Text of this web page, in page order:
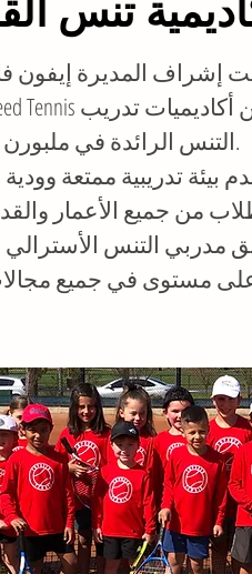
التنس الرائدة في ملبورن.
بيئة تدريبية ممتعة وودية
مدربي التنس الأسترالي
مستوى في جميع